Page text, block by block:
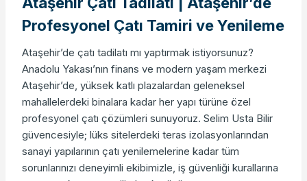
Profesyonel Çatı Tamiri ve Yenileme
Ataşehir’de çatı tadilatı mı yaptırmak istiyorsunuz?
Anadolu Yakası’nın finans ve modern yaşam merkezi
Ataşehir’de, yüksek katlı plazalardan geleneksel
mahallelerdeki binalara kadar her yapı türüne özel
profesyonel çatı çözümleri sunuyoruz. Selim Usta Bilir
güvencesiyle; lüks sitelerdeki teras izolasyonlarından
sanayi yapılarının çatı yenilemelerine kadar tüm
sorunlarınızı deneyimli ekibimizle, iş güvenliği kurallarına